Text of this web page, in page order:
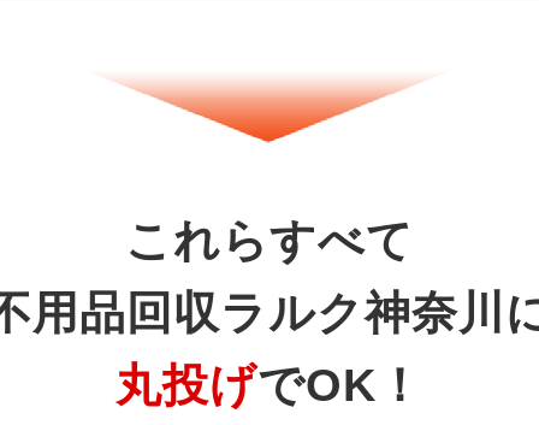
これらすべて
用品回収ラルク神奈川
丸投げでOK！